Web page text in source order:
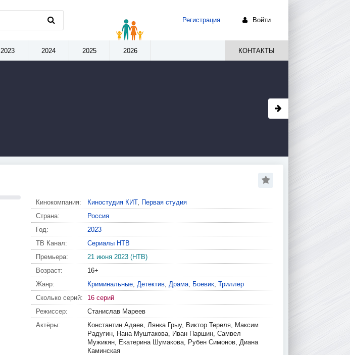
Кинокомпания: Киностудия КИТ, Первая студия
Страна:
Россия
Год:
2023
ТВ Канал:
Сериалы НТВ
Премьера:
21 июня 2023 (НТВ)
Возраст:
16+
Жанр:
Криминальные, Детектив, Драма, Боевик, Триллер
Сколько серий:
16 серий
Режиссер:
Станислав Мареев
Актёры:
Константин Адаев, Лянка Грыу, Виктор Тереля, Максим
Радугин, Нана Муштакова, Иван Паршин, Самвел
Мужикян, Екатерина Шумакова, Рубен Симонов, Диана
Каминская
Регистрация Войти
2023 2024 2025 2026 КОНТАКТЫ